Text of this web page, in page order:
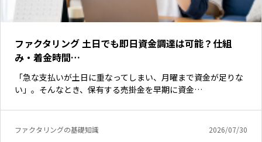
ファクタリング 土日でも即日資金調達は可能？仕組
み・着金時間…
「急な支払いが土日に重なってしまい、月曜まで資金が足りな
い」。そんなとき、保有する売掛金を早期に資金…
ファクタリングの基礎知識 2026/07/30